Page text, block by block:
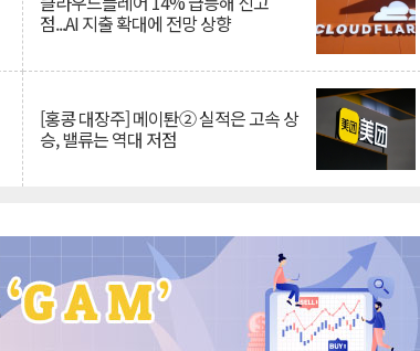
점...AI 지출 확대에 전망 상향
[홍콩 대장주] 메이퇀② 실적은 고속 상
승, 밸류는 역대 저점